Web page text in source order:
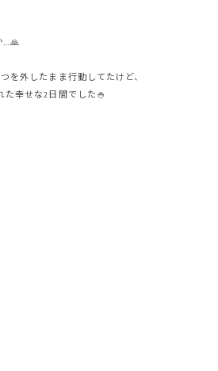
…🙏
を外したまま行動してたけど、
た幸せな2日間でした🍚